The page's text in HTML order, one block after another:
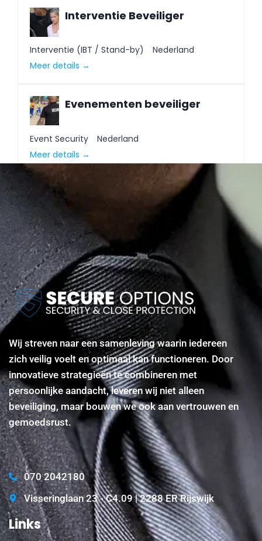
Interventie Beveiliger
Interventie (IBT / Stand-by)
Nederland
Meer details
Evenementen beveiliger
Event Security
Nederland
Meer details
Wij streven naar een samenleving waarin iedereen
zich veilig voelt en optimaal kan functioneren. Door
innovatieve strategieën te combineren met
persoonlijke aandacht, leveren wij niet alleen
beveiliging, maar bouwen we ook aan vertrouwen en
gemoedsrust.
070 2042180
Visseringlaan 23 - C4.09 | 2288 ER Rijswijk
Links